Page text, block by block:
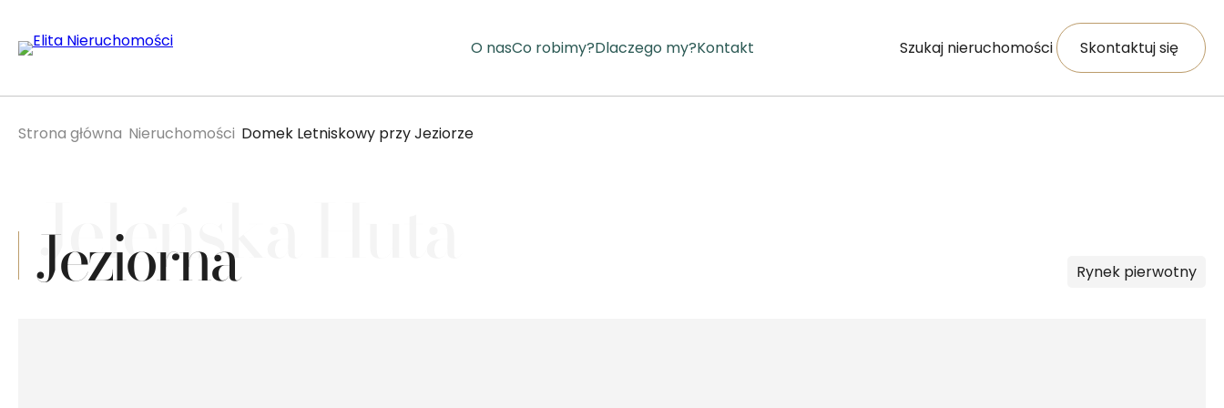
O nasCo robimy?Dlaczego my?Kontakt Szukaj nieruchomości Skontaktuj się
Strona główna Nieruchomości Domek Letniskowy przy Jeziorze
Jeleńska Huta
Jeziorna Rynek pierwotny